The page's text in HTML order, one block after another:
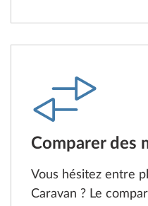
Comparer des
Vous hésitez entre
Caravan ? Le